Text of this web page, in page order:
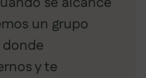
un grupo
y te